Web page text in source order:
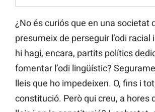
¿No és curiós que en una societat
presumeix de perseguir l’odi racial
hi hagi, encara, partits polítics
fomentar l’odi lingüístic?
lleis que ho impedeixen. O, fins i
constitució. Però qui creu, a hores